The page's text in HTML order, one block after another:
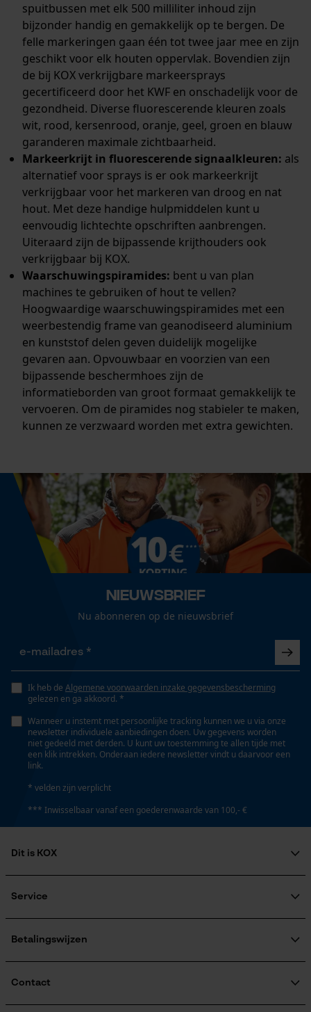
spuitbussen met elk 500 milliliter inhoud zijn
bijzonder handig en gemakkelijk op te bergen. De
felle markeringen gaan één tot twee jaar mee en zijn
geschikt voor elk houten oppervlak. Bovendien zijn
de bij KOX verkrijgbare markeersprays
gecertificeerd door het KWF en onschadelijk voor de
gezondheid. Diverse fluorescerende kleuren zoals
wit, rood, kersenrood, oranje, geel, groen en blauw
garanderen maximale zichtbaarheid.
Markeerkrijt in fluorescerende signaalkleuren: als
alternatief voor sprays is er ook markeerkrijt
verkrijgbaar voor het markeren van droog en nat
hout. Met deze handige hulpmiddelen kunt u
eenvoudig lichtechte opschriften aanbrengen.
Uiteraard zijn de bijpassende krijthouders ook
verkrijgbaar bij KOX.
Waarschuwingspiramides: bent u van plan
machines te gebruiken of hout te vellen?
Hoogwaardige waarschuwingspiramides met een
weerbestendig frame van geanodiseerd aluminium
en kunststof delen geven duidelijk mogelijke
gevaren aan. Opvouwbaar en voorzien van een
bijpassende beschermhoes zijn de
informatieborden van groot formaat gemakkelijk te
vervoeren. Om de piramides nog stabieler te maken,
kunnen ze verzwaard worden met extra gewichten.
Nieuwsbrief
Nu abonneren op de nieuwsbrief
Ik heb de Algemene voorwaarden inzake gegevensbescherming
gelezen en ga akkoord. *
Wanneer u instemt met persoonlijke tracking kunnen we u via onze
newsletter individuele aanbiedingen doen. Uw gegevens worden
niet gedeeld met derden. U kunt uw toestemming te allen tijde met
een klik intrekken. Onderaan iedere newsletter vindt u daarvoor een
link.
* velden zijn verplicht
*** Inwisselbaar vanaf een goederenwaarde van 100,- €
Dit is KOX
Maatschappelijke betrokkenheid
Aanmelding nieuwsbrief
Service
KOX catalogus
Verzendkosteninformatie
Betalingswijzen
Contact